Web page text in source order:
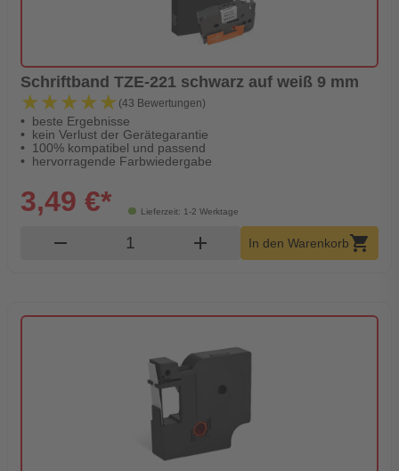
Schriftband TZE-221 schwarz auf weiß 9 mm
★★★★★
★★★★★ (43 Bewertungen)
beste Ergebnisse
kein Verlust der Gerätegarantie
100% kompatibel und passend
hervorragende Farbwiedergabe
Lieferzeit: 1-2 Werktage
3,49 €*
remove Produkt Warenkorb Menge
add In den Warenkorbshopping_cart